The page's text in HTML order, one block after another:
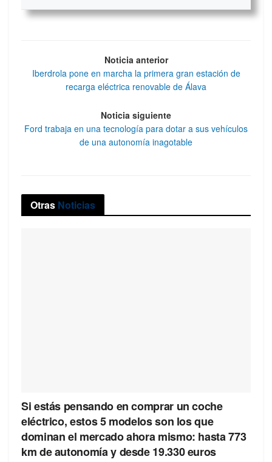
Noticia anterior
Iberdrola pone en marcha la primera gran estación de
recarga eléctrica renovable de Álava
Noticia siguiente
Ford trabaja en una tecnología para dotar a sus vehículos
de una autonomía inagotable
Otras Noticias
Si estás pensando en comprar un coche
eléctrico, estos 5 modelos son los que
dominan el mercado ahora mismo: hasta 773
km de autonomía y desde 19.330 euros